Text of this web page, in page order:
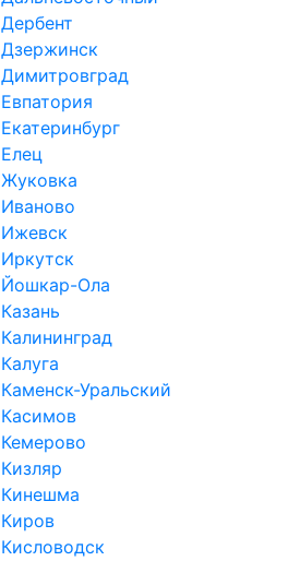
Дербент
Дзержинск
Димитровград
Евпатория
Екатеринбург
Елец
Жуковка
Иваново
Ижевск
Иркутск
Йошкар-Ола
Казань
Калининград
Калуга
Каменск-Уральский
Касимов
Кемерово
Кизляр
Кинешма
Киров
Кисловодск